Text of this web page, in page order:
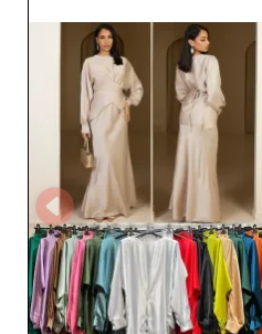
professionisti un accesso
catalogo di prodotti. Questa
garantisce un processo di
efficiente, consentendo ai
rapidamente alle tendenze del mercato.
GmbH si distingue per la
competitivi, massimizzando
rivenditori. Beneficiano così
solo attraverso la qualità dei
attraverso la redditività che genera.
GmbH, i professionisti si
grossista che comprende le
moda femminile e che è
e il successo dei suoi partner
GmbH, potenziate la vostra
catturano e fidelizzano i